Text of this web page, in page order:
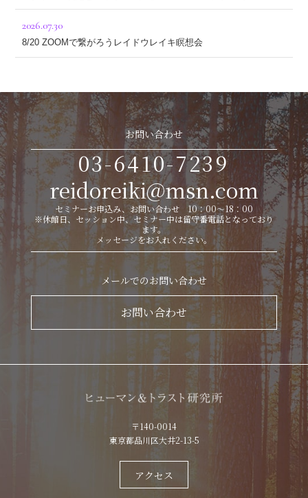
2026.07.30
8/20 ZOOMで繋がろうレイドウレイキ瞑想会
お問い合わせ
03-6410-7239
reidoreiki@msn.com
セミナーお申込み、お問い合わせ 10：00～18：00
※休館日、セッション中、セミナー中は留守番電話となっており
ます。
メッセージをお入れください。
メールでのお問い合わせ
お問い合わせ
〒140-0014
東京都品川区大井2-13-5
アクセス